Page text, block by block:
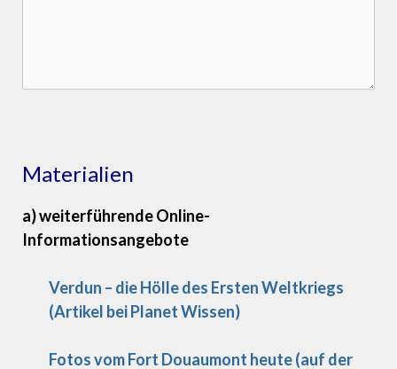
Materialien
a) weiterführende Online-
Informationsangebote
Verdun – die Hölle des Ersten Weltkriegs
(Artikel bei Planet Wissen)
Fotos vom Fort Douaumont heute (auf der